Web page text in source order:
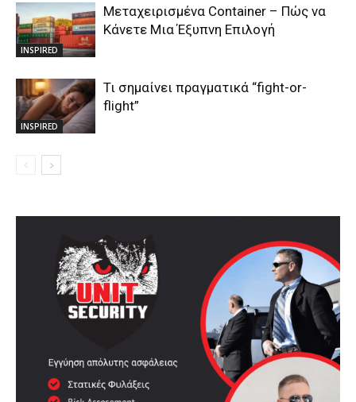
INSPIRED
Μεταχειρισμένα Container – Πώς να
Κάνετε Μια Έξυπνη Επιλογή
INSPIRED
Τι σημαίνει πραγματικά “fight-or-
flight”